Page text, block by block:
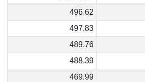
496.62
497.83
489.76
488.39
469.99